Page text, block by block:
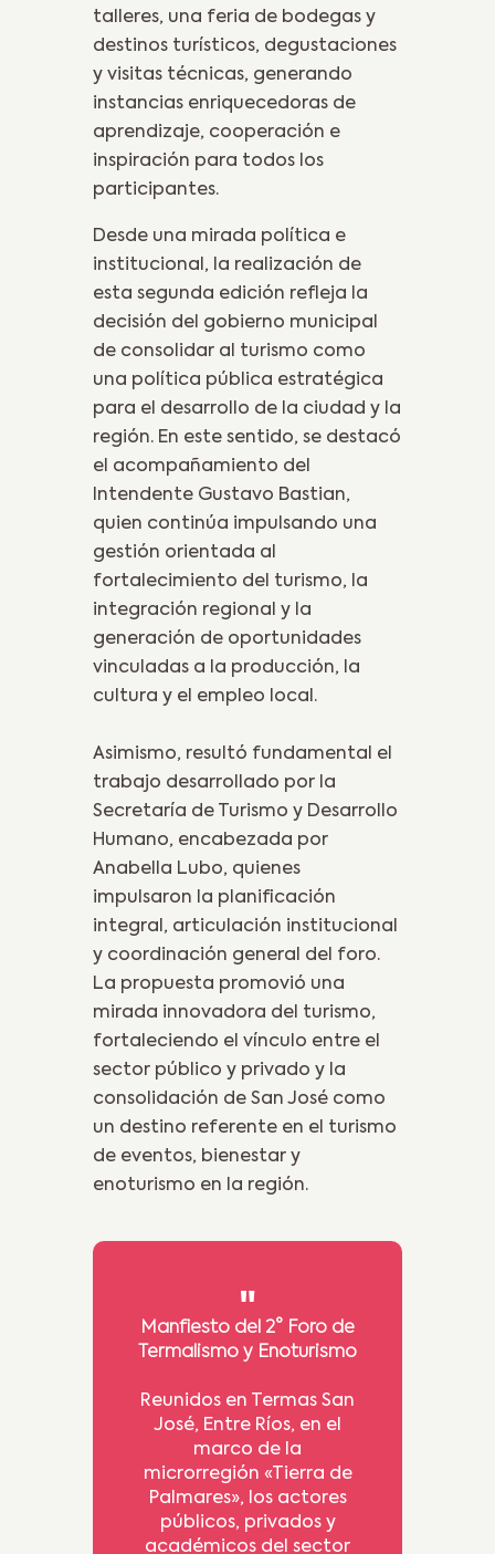
talleres, una feria de bodegas y
destinos turísticos, degustaciones
y visitas técnicas, generando
instancias enriquecedoras de
aprendizaje, cooperación e
inspiración para todos los
participantes.
Desde una mirada política e
institucional, la realización de
esta segunda edición refleja la
decisión del gobierno municipal
de consolidar al turismo como
una política pública estratégica
para el desarrollo de la ciudad y la
región. En este sentido, se destacó
el acompañamiento del
Intendente Gustavo Bastian,
quien continúa impulsando una
gestión orientada al
fortalecimiento del turismo, la
integración regional y la
generación de oportunidades
vinculadas a la producción, la
cultura y el empleo local.
Asimismo, resultó fundamental el
trabajo desarrollado por la
Secretaría de Turismo y Desarrollo
Humano, encabezada por
Anabella Lubo, quienes
impulsaron la planificación
integral, articulación institucional
y coordinación general del foro.
La propuesta promovió una
mirada innovadora del turismo,
fortaleciendo el vínculo entre el
sector público y privado y la
consolidación de San José como
un destino referente en el turismo
de eventos, bienestar y
enoturismo en la región.
Manfiesto del 2° Foro de
Termalismo y Enoturismo
Reunidos en Termas San
José, Entre Ríos, en el
marco de la
microrregión «Tierra de
Palmares», los actores
públicos, privados y
académicos del sector